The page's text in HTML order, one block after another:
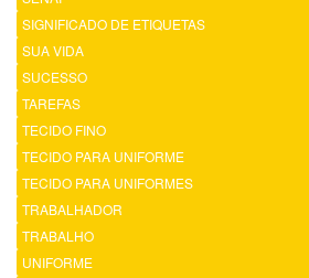
SIGNIFICADO DE ETIQUETAS
SUA VIDA
SUCESSO
TAREFAS
TECIDO FINO
TECIDO PARA UNIFORME
TECIDO PARA UNIFORMES
TRABALHADOR
TRABALHO
UNIFORME